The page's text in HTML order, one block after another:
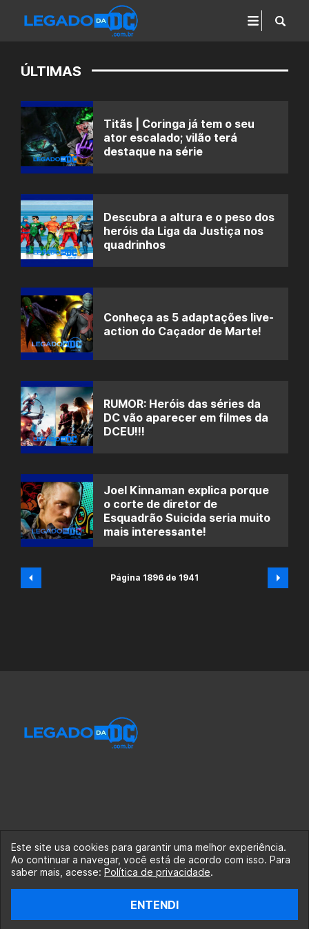
ÚLTIMAS
Titãs | Coringa já tem o seu
ator escalado; vilão terá
destaque na série
Descubra a altura e o peso dos
heróis da Liga da Justiça nos
quadrinhos
Conheça as 5 adaptações live-
action do Caçador de Marte!
RUMOR: Heróis das séries da
DC vão aparecer em filmes da
DCEU!!!
Joel Kinnaman explica porque
o corte de diretor de
Esquadrão Suicida seria muito
mais interessante!
Página 1896 de 1941
© 2020-2026 Legado da DC, uma empresa da Legado
Enterprises.
fabiolobo
Este site usa cookies para garantir uma melhor experiência.
Ao continuar a navegar, você está de acordo com isso. Para
saber mais, acesse: Política de privacidade.
ENTENDI